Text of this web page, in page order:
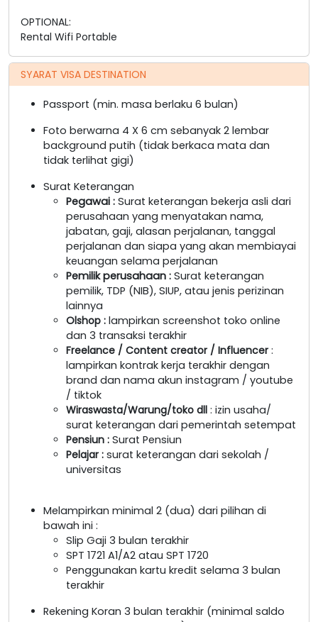
OPTIONAL:
Rental Wifi Portable
SYARAT VISA DESTINATION
Passport (min. masa berlaku 6 bulan)
Foto berwarna 4 X 6 cm sebanyak 2 lembar
background putih (tidak berkaca mata dan
tidak terlihat gigi)
Surat Keterangan
Pegawai : Surat keterangan bekerja asli dari
perusahaan yang menyatakan nama,
jabatan, gaji, alasan perjalanan, tanggal
perjalanan dan siapa yang akan membiayai
keuangan selama perjalanan
Pemilik perusahaan : Surat keterangan
pemilik, TDP (NIB), SIUP, atau jenis perizinan
lainnya
Olshop : lampirkan screenshot toko online
dan 3 transaksi terakhir
Freelance / Content creator / Influencer :
lampirkan kontrak kerja terakhir dengan
brand dan nama akun instagram / youtube
/ tiktok
Wiraswasta/Warung/toko dll : izin usaha/
surat keterangan dari pemerintah setempat
Pensiun : Surat Pensiun
Pelajar : surat keterangan dari sekolah /
universitas
Melampirkan minimal 2 (dua) dari pilihan di
bawah ini :
Slip Gaji 3 bulan terakhir
SPT 1721 A1/A2 atau SPT 1720
Penggunakan kartu kredit selama 3 bulan
terakhir
Rekening Koran 3 bulan terakhir (minimal saldo